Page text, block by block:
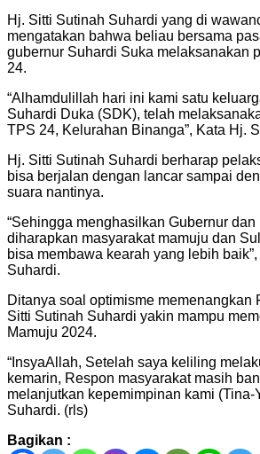
Hj. Sitti Sutinah Suhardi yang di
mengatakan bahwa beliau bersama
gubernur Suhardi Suka melaksanakan
24.
“Alhamdulillah hari ini kami satu
Suhardi Duka (SDK), telah
TPS 24, Kelurahan Binanga”, Kata Hj.
Hj. Sitti Sutinah Suhardi berharap
bisa berjalan dengan lancar sampai
suara nantinya.
“Sehingga menghasilkan Gubernur dan
diharapkan masyarakat mamuju dan
bisa membawa kearah yang lebih
Suhardi.
Ditanya soal optimisme memenangkan
Sitti Sutinah Suhardi yakin mampu
Mamuju 2024.
“InsyaAllah, Setelah saya keliling
kemarin, Respon masyarakat masih
melanjutkan kepemimpinan kami (Tina-
Suhardi. (rls)
Bagikan :